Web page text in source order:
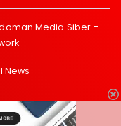
Media Siber
News